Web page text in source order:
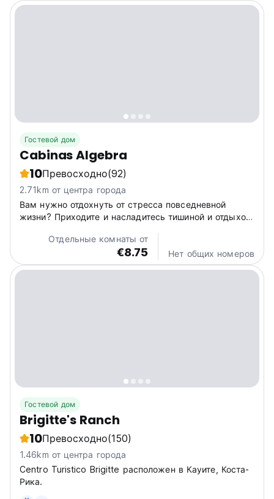
Гостевой дом
Cabinas Algebra
10Превосходно(92)
2.71km от центра города
Вам нужно отдохнуть от стресса повседневной
жизни? Приходите и насладитесь тишиной и отдыхом
Отдельные комнаты от
€8.75 Нет общих номеров
Гостевой дом
Brigitte's Ranch
10Превосходно(150)
1.46km от центра города
Centro Turistico Brigitte расположен в Кауите, Коста-
Рика.